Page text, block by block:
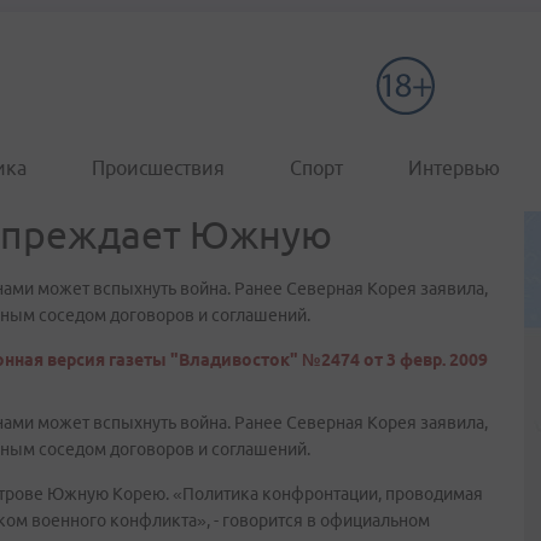
Происшествия Спорт Интервью
Южную
может вспыхнуть война. Ранее Северная Корея заявила,
соседом договоров и соглашений.
версия газеты "Владивосток" №2474 от 3 февр. 2009
может вспыхнуть война. Ранее Северная Корея заявила,
соседом договоров и соглашений.
Южную Корею. «Политика конфронтации, проводимая
военного конфликта», - говорится в официальном